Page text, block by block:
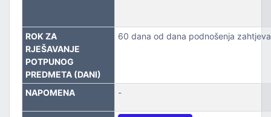
ROK ZA
RJEŠAVANJE
POTPUNOG
PREDMETA (DANI)
60 dana od dana podnošenja zahtjeva
NAPOMENA -